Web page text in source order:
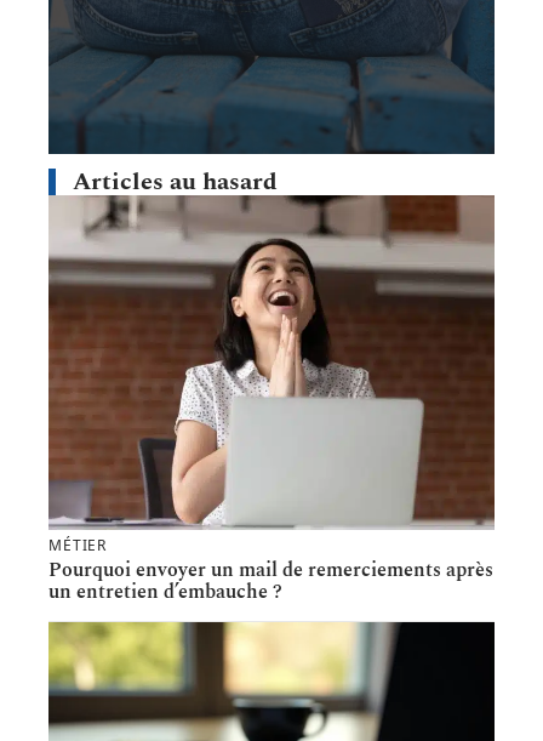
Articles au hasard
MÉTIER
Pourquoi envoyer un mail de remerciements après
un entretien d’embauche ?